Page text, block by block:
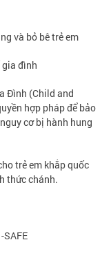
và bỏ bê trẻ em
gia đình
Đình (Child and
hợp pháp để bảo
cơ bị hành hung
trẻ em khắp quốc
thức chánh.